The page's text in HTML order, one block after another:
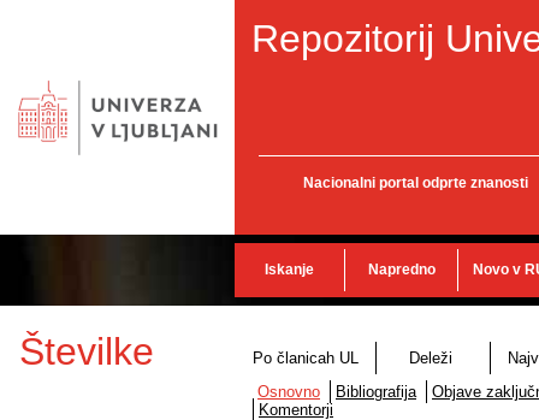
Repozitorij
Nacionalni portal odprte znanosti
Iskanje Napredno Novo v
Številke Po članicah UL Deleži
Osnovno
Bibliografija
Objave
Komentorji